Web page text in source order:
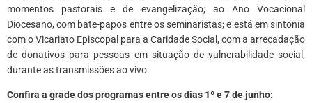
momentos pastorais e de evangelização; ao Ano Vocacional
Diocesano, com bate-papos entre os seminaristas; e está em sintonia
com o Vicariato Episcopal para a Caridade Social, com a arrecadação
de donativos para pessoas em situação de vulnerabilidade social,
durante as transmissões ao vivo.
Confira a grade dos programas entre os dias 1º e 7 de junho: